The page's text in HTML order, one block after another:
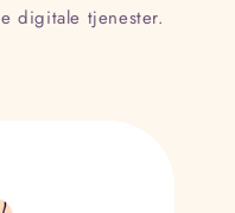
digitale tjenester.